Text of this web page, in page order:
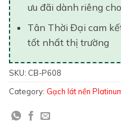
ưu đãi dành riêng
Tân Thời Đại cam
tốt nhất thị trường
SKU: CB-P608
Category: Gạch lát nền